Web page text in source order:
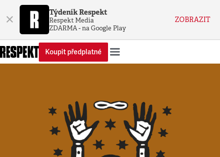
× Týdeník Respekt
Respekt Media
ZDARMA - na Google Play
ZOBRAZIT
Koupit předplatné